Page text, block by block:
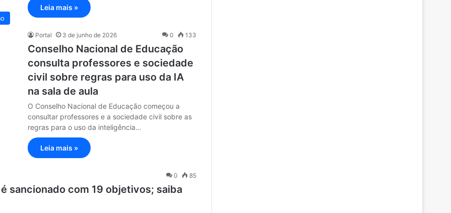
Leia mais »
Portal 3 de junho de 2026 0 133
Conselho Nacional de Educação
consulta professores e sociedade
civil sobre regras para uso da IA
na sala de aula
O Conselho Nacional de Educação começou a
consultar professores e a sociedade civil sobre as
regras para o uso da inteligência…
Leia mais »
0 85
sancionado com 19 objetivos; saiba